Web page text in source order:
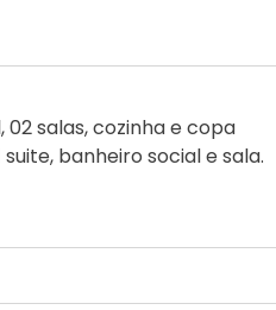
salas, cozinha e copa
banheiro social e sala.